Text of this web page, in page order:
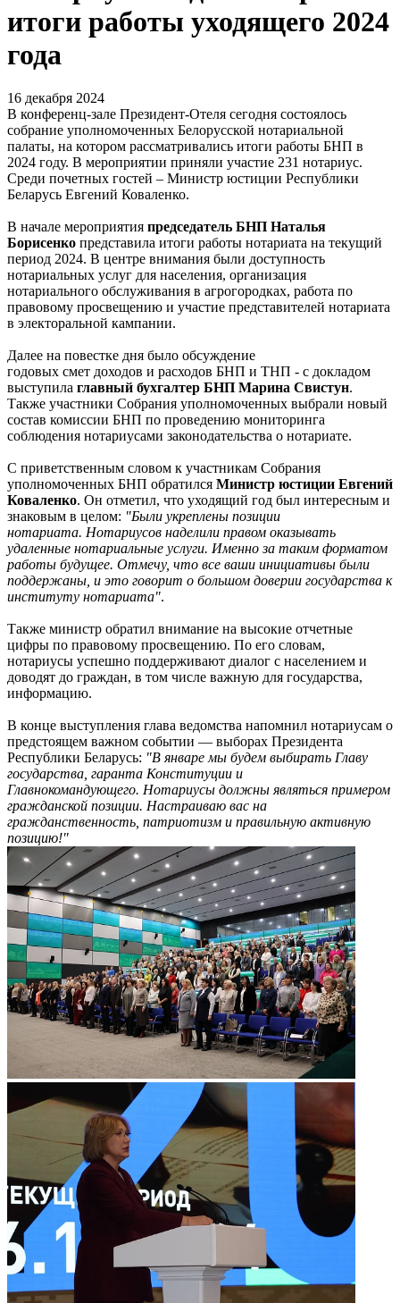
итоги работы уходящего 2024
года
16 декабря 2024
В конференц-зале Президент-Отеля сегодня состоялось
собрание уполномоченных Белорусской нотариальной
палаты, на котором рассматривались итоги работы БНП в
2024 году. В мероприятии приняли участие 231 нотариус.
Среди почетных гостей – Министр юстиции Республики
Беларусь Евгений Коваленко.
В начале мероприятия председатель БНП Наталья
Борисенко представила итоги работы нотариата на текущий
период 2024. В центре внимания были доступность
нотариальных услуг для населения, организация
нотариального обслуживания в агрогородках, работа по
правовому просвещению и участие представителей нотариата
в электоральной кампании.
Далее на повестке дня было обсуждение
годовых смет доходов и расходов БНП и ТНП - с докладом
выступила главный бухгалтер БНП Марина Свистун.
Также участники Собрания уполномоченных выбрали новый
состав комиссии БНП по проведению мониторинга
соблюдения нотариусами законодательства о нотариате.
С приветственным словом к участникам Собрания
уполномоченных БНП обратился Министр юстиции Евгений
Коваленко. Он отметил, что уходящий год был интересным и
знаковым в целом: "Были укреплены позиции
нотариата. Нотариусов наделили правом оказывать
удаленные нотариальные услуги. Именно за таким форматом
работы будущее. Отмечу, что все ваши инициативы были
поддержаны, и это говорит о большом доверии государства к
институту нотариата".
Также министр обратил внимание на высокие отчетные
цифры по правовому просвещению. По его словам,
нотариусы успешно поддерживают диалог с населением и
доводят до граждан, в том числе важную для государства,
информацию.
В конце выступления глава ведомства напомнил нотариусам о
предстоящем важном событии — выборах Президента
Республики Беларусь: "В январе мы будем выбирать Главу
государства, гаранта Конституции и
Главнокомандующего. Нотариусы должны являться примером
гражданской позиции. Настраиваю вас на
гражданственность, патриотизм и правильную активную
позицию!"